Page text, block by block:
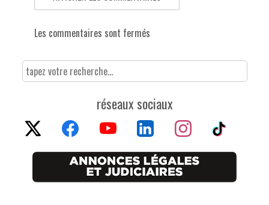
Les commentaires sont fermés
réseaux sociaux